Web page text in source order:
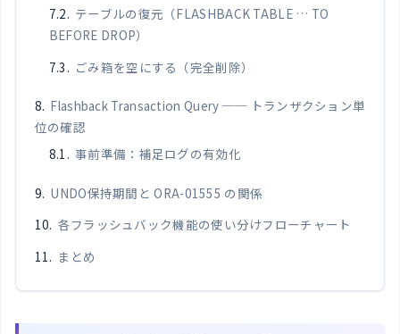
テーブルの復元（FLASHBACK TABLE … TO
BEFORE DROP）
ごみ箱を空にする（完全削除）
Flashback Transaction Query ── トランザクション単
位の確認
事前準備：補足ログの有効化
UNDO保持期間と ORA-01555 の関係
各フラッシュバック機能の使い分けフローチャート
まとめ